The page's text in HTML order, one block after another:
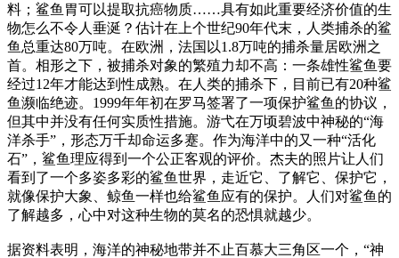
料；鲨鱼胃可以提取抗癌物质……具有如此重要经济价值的生
物怎么不令人垂涎？估计在上个世纪90年代末，人类捕杀的鲨
鱼总重达80万吨。在欧洲，法国以1.8万吨的捕杀量居欧洲之
首。相形之下，被捕杀对象的繁殖力却不高：一条雄性鲨鱼要
经过12年才能达到性成熟。在人类的捕杀下，目前已有20种鲨
鱼濒临绝迹。1999年年初在罗马签署了一项保护鲨鱼的协议，
但其中并没有任何实质性措施。游弋在万顷碧波中神秘的“海
洋杀手”，形态万千却命运多蹇。作为海洋中的又一种“活化
石”，鲨鱼理应得到一个公正客观的评价。杰夫的照片让人们
看到了一个多姿多彩的鲨鱼世界，走近它、了解它、保护它，
就像保护大象、鲸鱼一样也给鲨鱼应有的保护。人们对鲨鱼的
了解越多，心中对这种生物的莫名的恐惧就越少。
据资料表明，海洋的神秘地带并不止百慕大三角区一个，“神